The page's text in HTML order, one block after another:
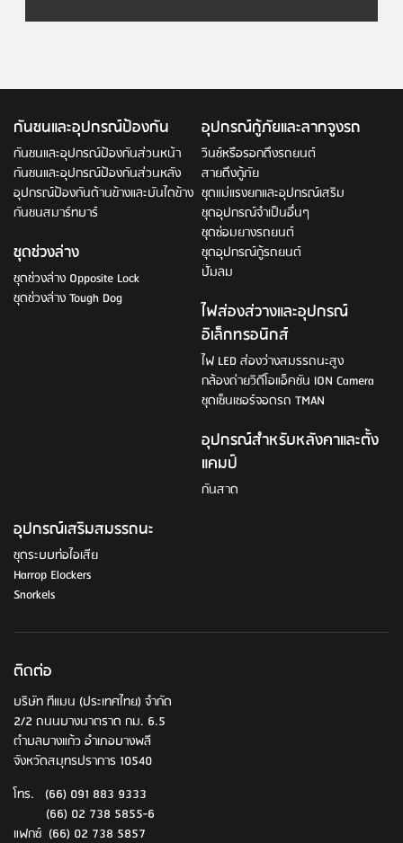
กันชนและอุปกรณ์ป้องกัน
กันชนและอุปกรณ์ป้องกันส่วนหน้า
กันชนและอุปกรณ์ป้องกันส่วนหลัง
อุปกรณ์ป้องกันด้านข้างและบันไดข้าง
กันชนสมาร์ทบาร์
ชุดช่วงล่าง
ชุดช่วงล่าง Opposite Lock
ชุดช่วงล่าง Tough Dog
อุปกรณ์กู้ภัยและลากจูงรถ
วินช์หรือรอกดึงรถยนต์
สายดึงกู้ภัย
ชุดแม่แรงยกและอุปกรณ์เสริม
ชุดอุปกรณ์จำเป็นอื่นๆ
ชุดซ่อมยางรถยนต์
ชุดอุปกรณ์กู้รถยนต์
ปั๊มลม
ไฟส่องส่วางและอุปกรณ์
อิเล็กทรอนิกส์
ไฟ LED ส่องว่างสมรรถนะสูง
กล้องถ่ายวิดีโอแอ็คชัน ION Camera
ชุดเซ็นเซอร์จอดรถ TMAN
อุปกรณ์สำหรับหลังคาและตั้ง
แคมป์
กันสาด
อุปกรณ์เสริมสมรรถนะ
ชุดระบบท่อไอเสีย
Harrop Elockers
Snorkels
ติดต่อ
บริษัท ทีแมน (ประเทศไทย) จำกัด
2/2 ถนนบางนาตราด กม. 6.5
ตำบลบางแก้ว อำเภอบางพลี
จังหวัดสมุทรปราการ 10540
โทร. (66) 091 883 9333
(66) 02 738 5855-6
แฟกซ์ (66) 02 738 5857